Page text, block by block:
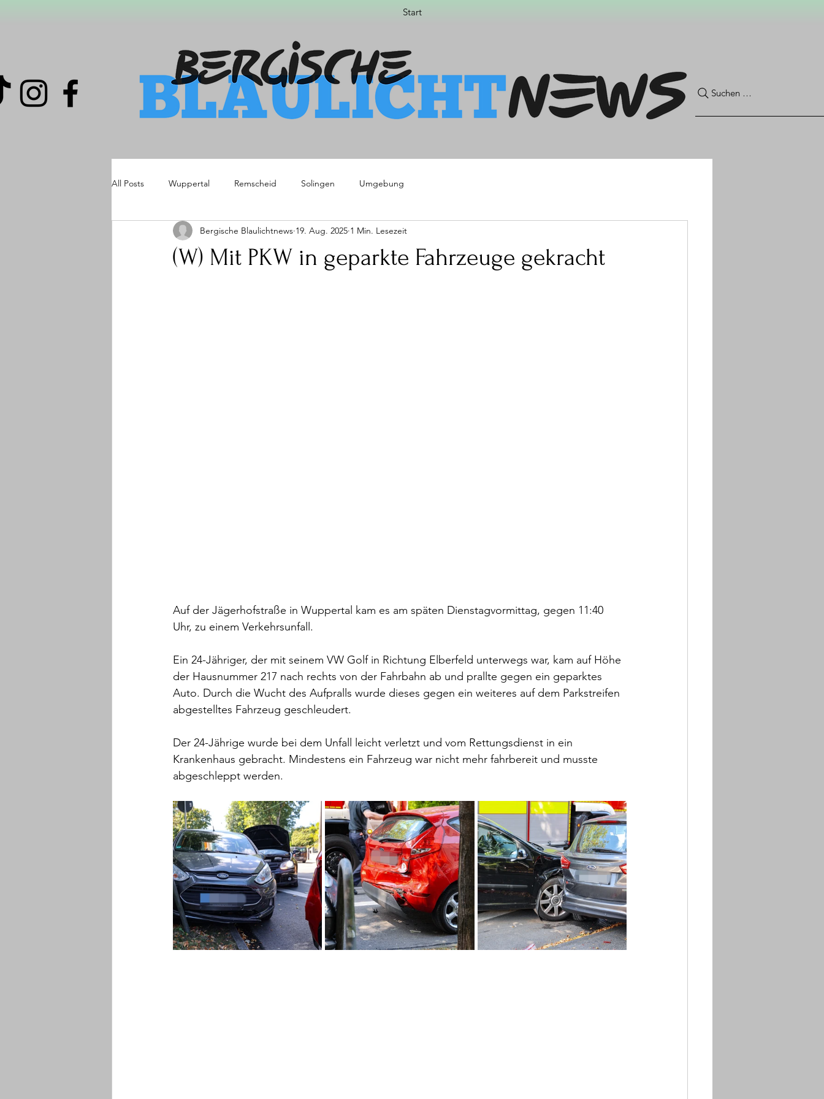
Start
Suchen …
All Posts Wuppertal Remscheid Solingen Umgebung
(W) Mit PKW in geparkte Fahrzeuge gekracht
Bergische Blaulichtnews 19. Aug. 2025 1 Min. Lesezeit
Auf der Jägerhofstraße in Wuppertal kam es am späten Dienstagvormittag, gegen 11:40
Uhr, zu einem Verkehrsunfall.
Ein 24-Jähriger, der mit seinem VW Golf in Richtung Elberfeld unterwegs war, kam auf Höhe
der Hausnummer 217 nach rechts von der Fahrbahn ab und prallte gegen ein geparktes
Auto. Durch die Wucht des Aufpralls wurde dieses gegen ein weiteres auf dem Parkstreifen
abgestelltes Fahrzeug geschleudert.
Der 24-Jährige wurde bei dem Unfall leicht verletzt und vom Rettungsdienst in ein
Krankenhaus gebracht. Mindestens ein Fahrzeug war nicht mehr fahrbereit und musste
abgeschleppt werden.